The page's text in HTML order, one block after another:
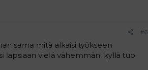
#6
sama mitä alkaisi työkseen
lapsiaan vielä vähemmän. kyllä tuo